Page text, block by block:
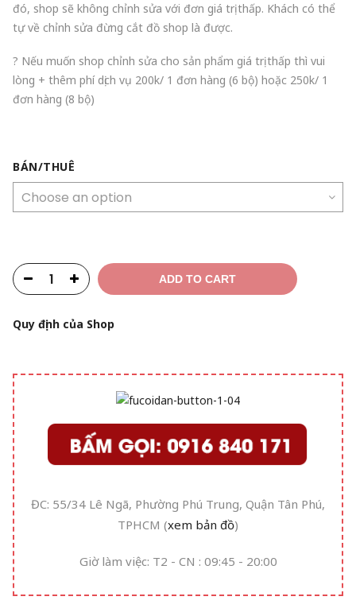
đó, shop sẽ không chỉnh sửa với đơn giá trị thấp. Khách có thể
tự về chỉnh sửa đừng cắt đồ shop là được.
? Nếu muốn shop chỉnh sửa cho sản phẩm giá trị thấp thì vui
lòng + thêm phí dịch vụ 200k/ 1 đơn hàng (6 bộ) hoặc 250k/ 1
đơn hàng (8 bộ)
BÁN/THUÊ
ADD TO CART
Quy định của Shop
ĐC: 55/34 Lê Ngã, Phường Phú Trung, Quận Tân Phú,
TPHCM (xem bản đồ)
Giờ làm việc: T2 - CN : 09:45 - 20:00